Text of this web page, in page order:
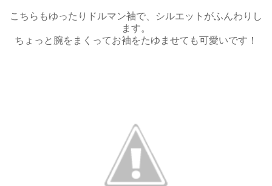
こちらもゆったりドルマン袖で、シルエットがふんわりし
ます。
ちょっと腕をまくってお袖をたゆませても可愛いです！